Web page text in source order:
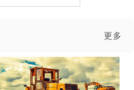
更多